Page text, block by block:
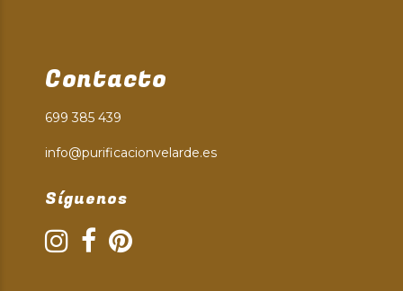
Contacto
699 385 439
info@purificacionvelarde.es
Síguenos